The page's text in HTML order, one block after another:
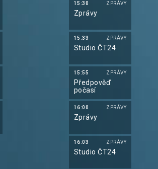
15:30 ZPRÁVY
Zprávy
15:33 ZPRÁVY
Studio ČT24
15:55 ZPRÁVY
Předpověď
počasí
16:00 ZPRÁVY
Zprávy
16:03 ZPRÁVY
Studio ČT24